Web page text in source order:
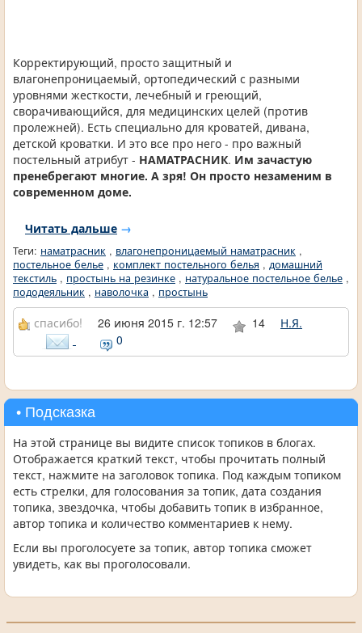
Корректирующий, просто защитный и
влагонепроницаемый, ортопедический с разными
уровнями жесткости, лечебный и греющий,
сворачивающийся, для медицинских целей (против
пролежней). Есть специально для кроватей, дивана,
детской кроватки. И это все про него - про важный
постельный атрибут - НАМАТРАСНИК. Им зачастую
пренебрегают многие. А зря! Он просто незаменим в
современном доме.
Читать дальше →
Теги: наматрасник , влагонепроницаемый наматрасник ,
постельное белье , комплект постельного белья , домашний
текстиль , простынь на резинке , натуральное постельное белье ,
пододеяльник , наволочка , простынь
спасибо! 26 июня 2015 г. 12:57 14
Н.Я.
0
• Подсказка
На этой странице вы видите список топиков в блогах.
Отображается краткий текст, чтобы прочитать полный
текст, нажмите на заголовок топика. Под каждым топиком
есть стрелки, для голосования за топик, дата создания
топика, звездочка, чтобы добавить топик в избранное,
автор топика и количество комментариев к нему.
Если вы проголосуете за топик, автор топика сможет
увидеть, как вы проголосовали.